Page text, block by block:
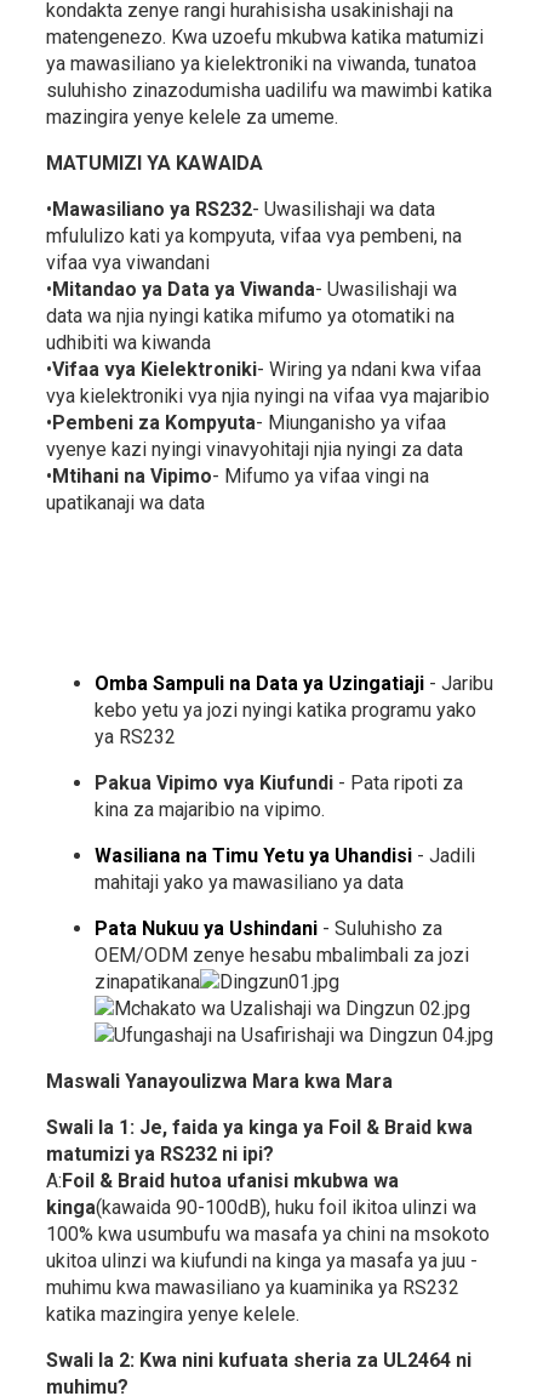
kondakta zenye rangi hurahisisha usakinishaji na
matengenezo. Kwa uzoefu mkubwa katika matumizi
ya mawasiliano ya kielektroniki na viwanda, tunatoa
suluhisho zinazodumisha uadilifu wa mawimbi katika
mazingira yenye kelele za umeme.
MATUMIZI YA KAWAIDA
•Mawasiliano ya RS232- Uwasilishaji wa data
mfululizo kati ya kompyuta, vifaa vya pembeni, na
vifaa vya viwandani
•Mitandao ya Data ya Viwanda- Uwasilishaji wa
data wa njia nyingi katika mifumo ya otomatiki na
udhibiti wa kiwanda
•Vifaa vya Kielektroniki- Wiring ya ndani kwa vifaa
vya kielektroniki vya njia nyingi na vifaa vya majaribio
•Pembeni za Kompyuta- Miunganisho ya vifaa
vyenye kazi nyingi vinavyohitaji njia nyingi za data
•Mtihani na Vipimo- Mifumo ya vifaa vingi na
upatikanaji wa data
Omba Sampuli na Data ya Uzingatiaji- Jaribu
kebo yetu ya jozi nyingi katika programu yako
ya RS232
Pakua Vipimo vya Kiufundi- Pata ripoti za
kina za majaribio na vipimo.
Wasiliana na Timu Yetu ya Uhandisi- Jadili
mahitaji yako ya mawasiliano ya data
Pata Nukuu ya Ushindani- Suluhisho za
OEM/ODM zenye hesabu mbalimbali za jozi
zinapatikana
Maswali Yanayoulizwa Mara kwa Mara
Swali la 1: Je, faida ya kinga ya Foil & Braid kwa
matumizi ya RS232 ni ipi?
A:Foil & Braid hutoa ufanisi mkubwa wa
kinga(kawaida 90-100dB), huku foil ikitoa ulinzi wa
100% kwa usumbufu wa masafa ya chini na msokoto
ukitoa ulinzi wa kiufundi na kinga ya masafa ya juu -
muhimu kwa mawasiliano ya kuaminika ya RS232
katika mazingira yenye kelele.
Swali la 2: Kwa nini kufuata sheria za UL2464 ni
muhimu?